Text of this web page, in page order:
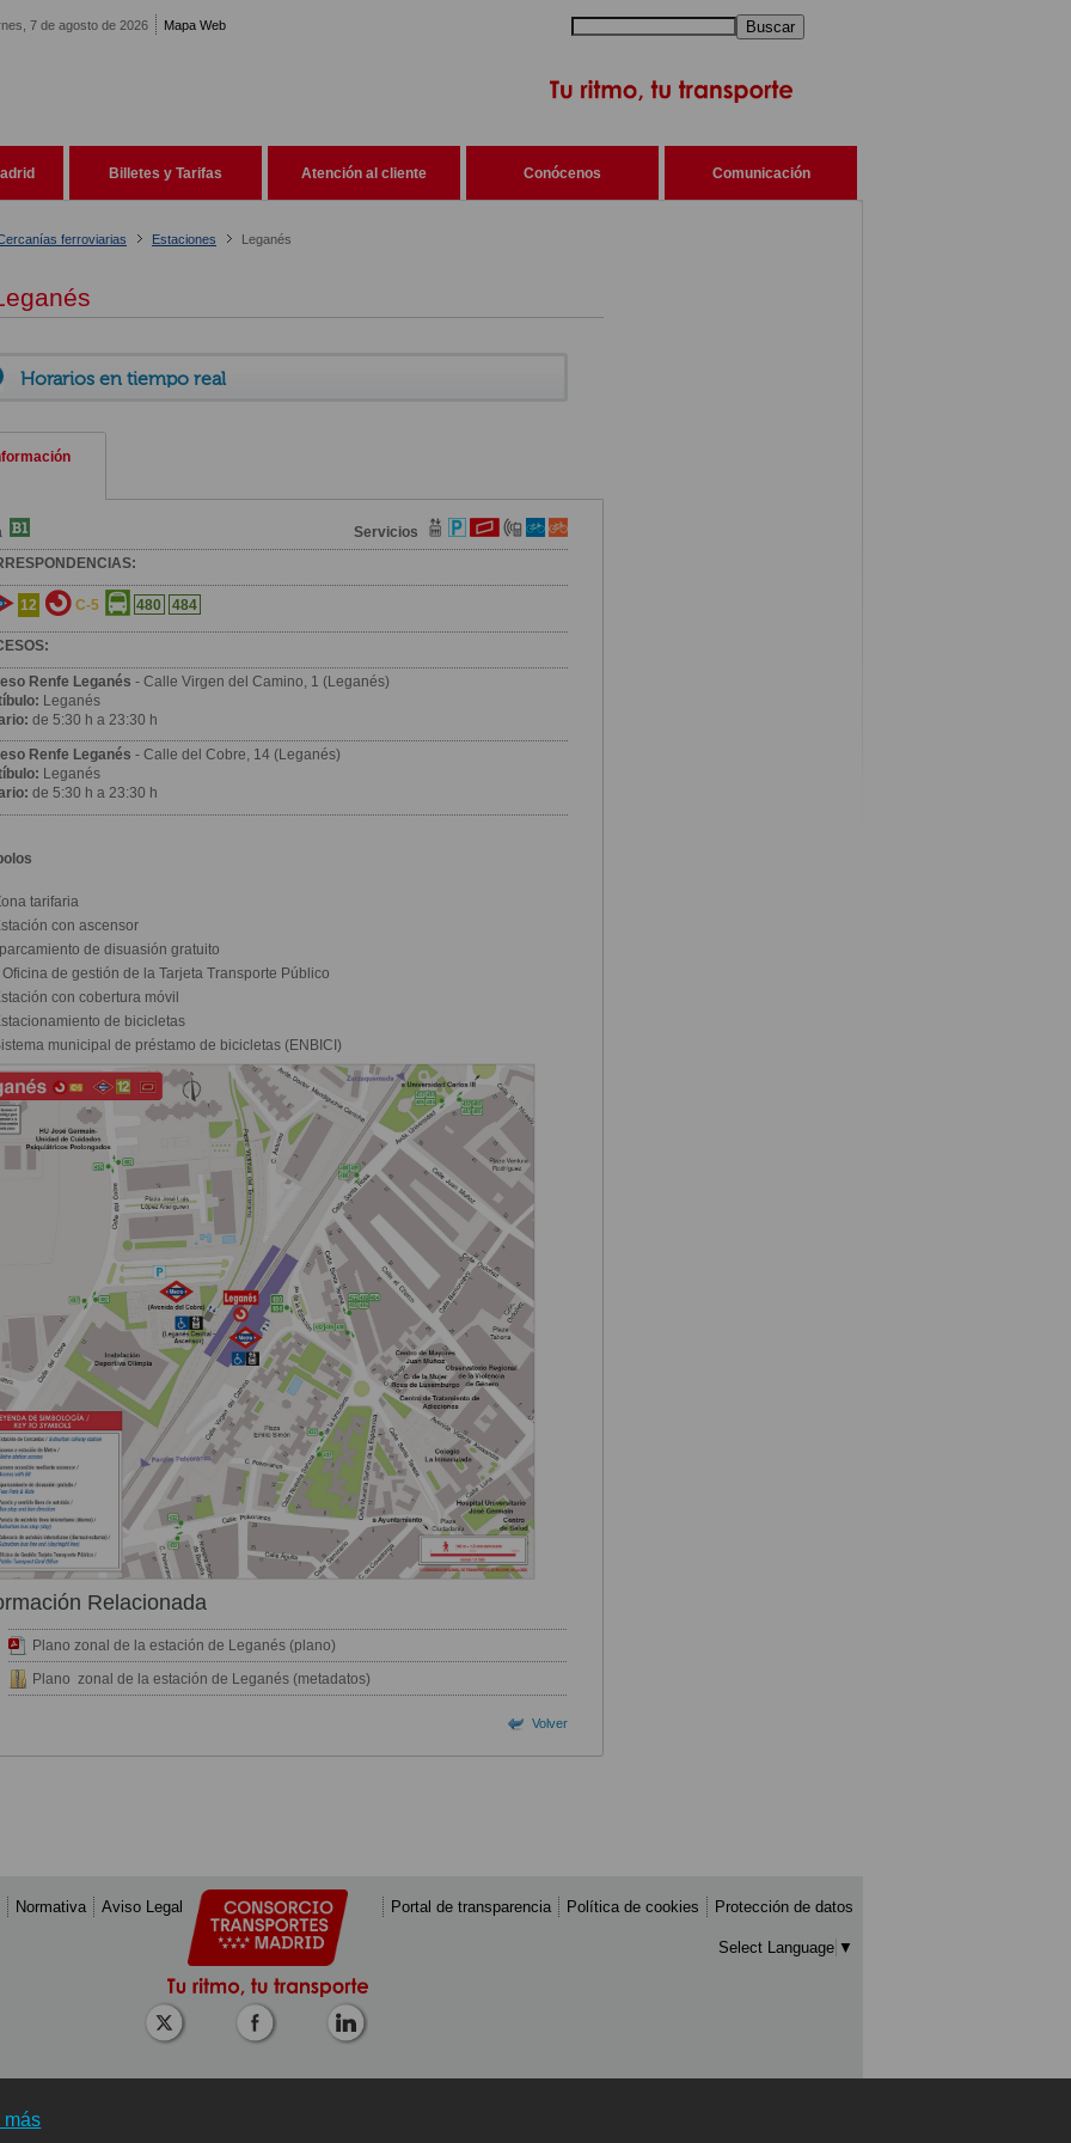
más
7 de agosto de 2026 Mapa Web Buscar
Billetes y Tarifas Atención al cliente Conócenos Comunicación
ferroviarias Estaciones Leganés
Horarios en tiempo real
Servicios
12 C-5 480 484
Renfe Leganés - Calle Virgen del Camino, 1 (Leganés)
Leganés
de 5:30 h a 23:30 h
Renfe Leganés - Calle del Cobre, 14 (Leganés)
Leganés
de 5:30 h a 23:30 h
tarifaria
con ascensor
de disuasión gratuito
de gestión de la Tarjeta Transporte Público
con cobertura móvil
de bicicletas
municipal de préstamo de bicicletas (ENBICI)
Relacionada
Plano zonal de la estación de Leganés (plano)
Plano zonal de la estación de Leganés (metadatos)
Volver
Normativa Aviso Legal Portal de transparencia Política de cookies Protección de datos
Select Language ▼